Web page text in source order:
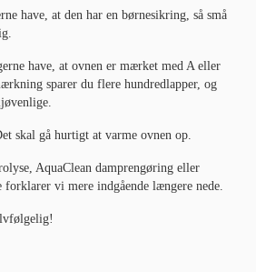
have, at den har en børnesikring, så små
have, at ovnen er mærket med A eller
sparer du flere hundredlapper, og
skal gå hurtigt at varme ovnen op.
AquaClean damprengøring eller
vi mere indgående længere nede.